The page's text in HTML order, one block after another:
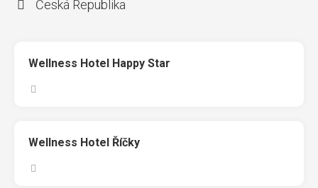
Česká Republika
Wellness Hotel Happy Star
Wellness Hotel Říčky